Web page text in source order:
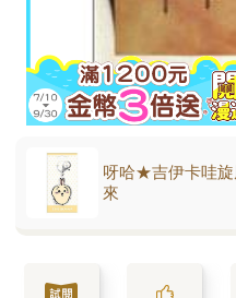
呀哈★吉伊卡哇旋
來